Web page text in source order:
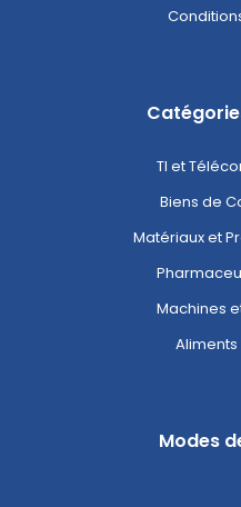
TI et
Biens de
Matériaux et
Machines
Aliments
Modes